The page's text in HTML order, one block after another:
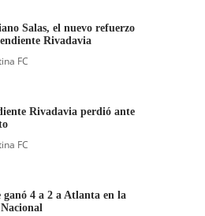
Salas, el nuevo refuerzo
Rivadavia
FC
Rivadavia perdió ante
FC
4 a 2 a Atlanta en la